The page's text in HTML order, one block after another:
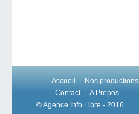
Accueil Nos productions
Contact
A Propos
© Agence Info Libre - 2016